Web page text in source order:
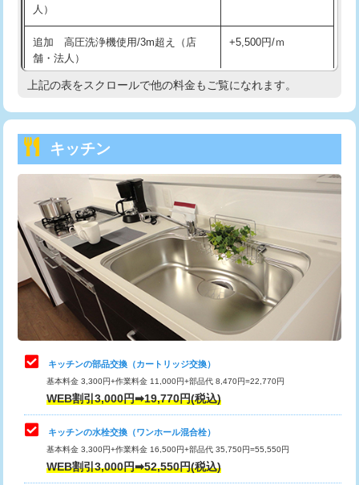
持込商品取付（混合水栓）
持込商品取付（浄水器・分岐水栓） 16,500円
持込商品取付（温水洗浄便座） 22,000円
持込商品取付（普通便座⇔温水洗浄便
22,000円
給水管工事※（ホール加工)
給水管工事※（バンド止め) 3,300円
給水管工事※（支持金具設置) 5,500円
給水管工事※（保温材使用（バンド止
め込み）)
5,500円
給水管工事※（土の掘削・埋め戻し作
11,000円
給水管工事※（塩ビ管（VP・HI）使
用/3ｍまで)
給水管工事※（塩ビ管（VP・HI）使
用（追加）/3ｍ超え)
給水管工事※（ライニング鋼管・銅
管・ポリ管・HT管使用/3ｍまで)
44,000円
人）
追加 高圧洗浄機使用/3m超え（店
舗・法人）
+5,500円/ｍ
高度高圧洗浄換 現地調査
トーラー機使用/3mまで
追加トーラー機使用/3m超え +3,300円
カメラ調査 33,000円
桝清掃 8,800円
止水・漏水調査・防水処理・清掃・修
理・調整・分解・加工など（軽作業）
11,000円
止水・漏水調査・防水処理・清掃・修
理・調整・分解・加工など（中作業）
22,000円
止水・漏水調査・防水処理・清掃・修
理・調整・分解・加工など（重作業）
33,000円
お風呂タンク脱着
その他部品の脱着
上記の表をスクロールで他の料金もご覧になれます。
キッチン
キッチンの部品交換（カートリッジ交換）
基本料金 3,300円+作業料金 11,000円+部品代 8,470円=22,770円
WEB割引3,000円➡19,770円(税込)
キッチンの水栓交換（ワンホール混合栓）
基本料金 3,300円+作業料金 16,500円+部品代 35,750円=55,550円
WEB割引3,000円➡52,550円(税込)